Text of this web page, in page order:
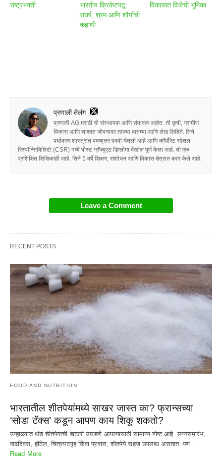
राष्ट्रभक्ती
भारतीय क्रिकेटपटू:
संघर्ष, श्रम आणि शौर्याची
कहाणी
विकासात विजेची भूमिका
प्रणाली तेलंग
प्रणाली AG मराठी ची संस्थापक आणि संपादक आहेत. ती कृषी, ग्रामीण
विकास आणि शाश्वत जीवनावर ताज्या बातम्या आणि लेख लिहिते. तिने
पर्यावरण शास्त्रात पदव्युत्तर पदवी घेतली आहे आणि कॉर्पोरेट सोशल
रिस्पॉन्सिबिलिटी (CSR) मध्ये पोस्ट ग्रॅज्युएट डिप्लोमा देखील पूर्ण केला आहे. ती एक
प्रशिक्षित शिक्षिकाही आहे. तिने 5 वर्षे शिक्षण, संशोधन आणि विकास क्षेत्रात काम केले आहे.
Leave a Comment
RECENT POSTS
FOOD AND NUTRITION
भारतातील शीतपेयांमध्ये साखर जास्त का? फ्रान्सच्या
‘सोडा टॅक्स’ कडून आपण काय शिकू शकतो?
उन्हाळ्यात थंड शीतपेयाची बाटली उघडणे आपल्यासाठी सामान्य गोष्ट आहे. लग्नसमारंभ,
वाढदिवस, हॉटेल, चित्रपटगृह किंवा प्रवास; शीतपेये सहज उपलब्ध असतात. पण…
Read More